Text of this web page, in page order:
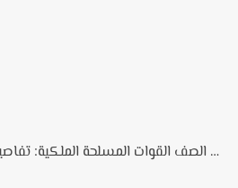
مباراة الأمن الوطني الشرطة 2026: الشروط، عدد المناصب، ورابط التسجيل...